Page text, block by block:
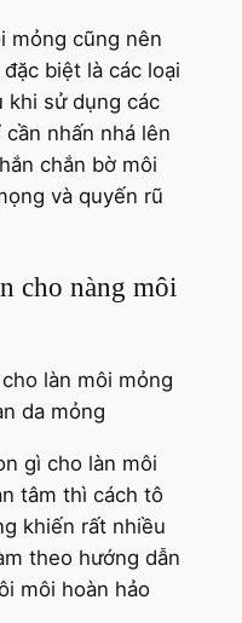
mỏng cũng nên
biệt là các loại
khi sử dụng các
nhấn nhá lên
chắn bờ môi
và quyến rũ
cho nàng môi
da mỏng
gì cho làn môi
tâm thì cách tô
khiến rất nhiều
theo hướng dẫn
môi hoàn hảo